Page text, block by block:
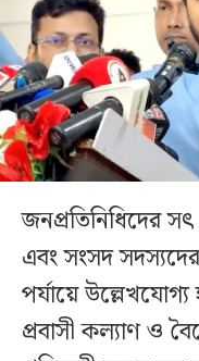
জনপ্রতিনিধিদের সৎ
এবং সংসদ
পর্যায়ে উল্লেখযোগ্য
প্রবাসী কল্যাণ ও